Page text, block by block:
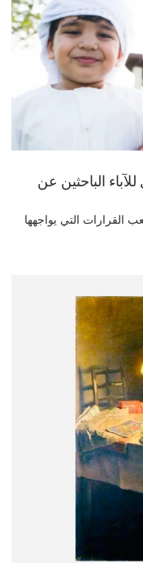
الباحثين عن
القرارات التي يواجهها